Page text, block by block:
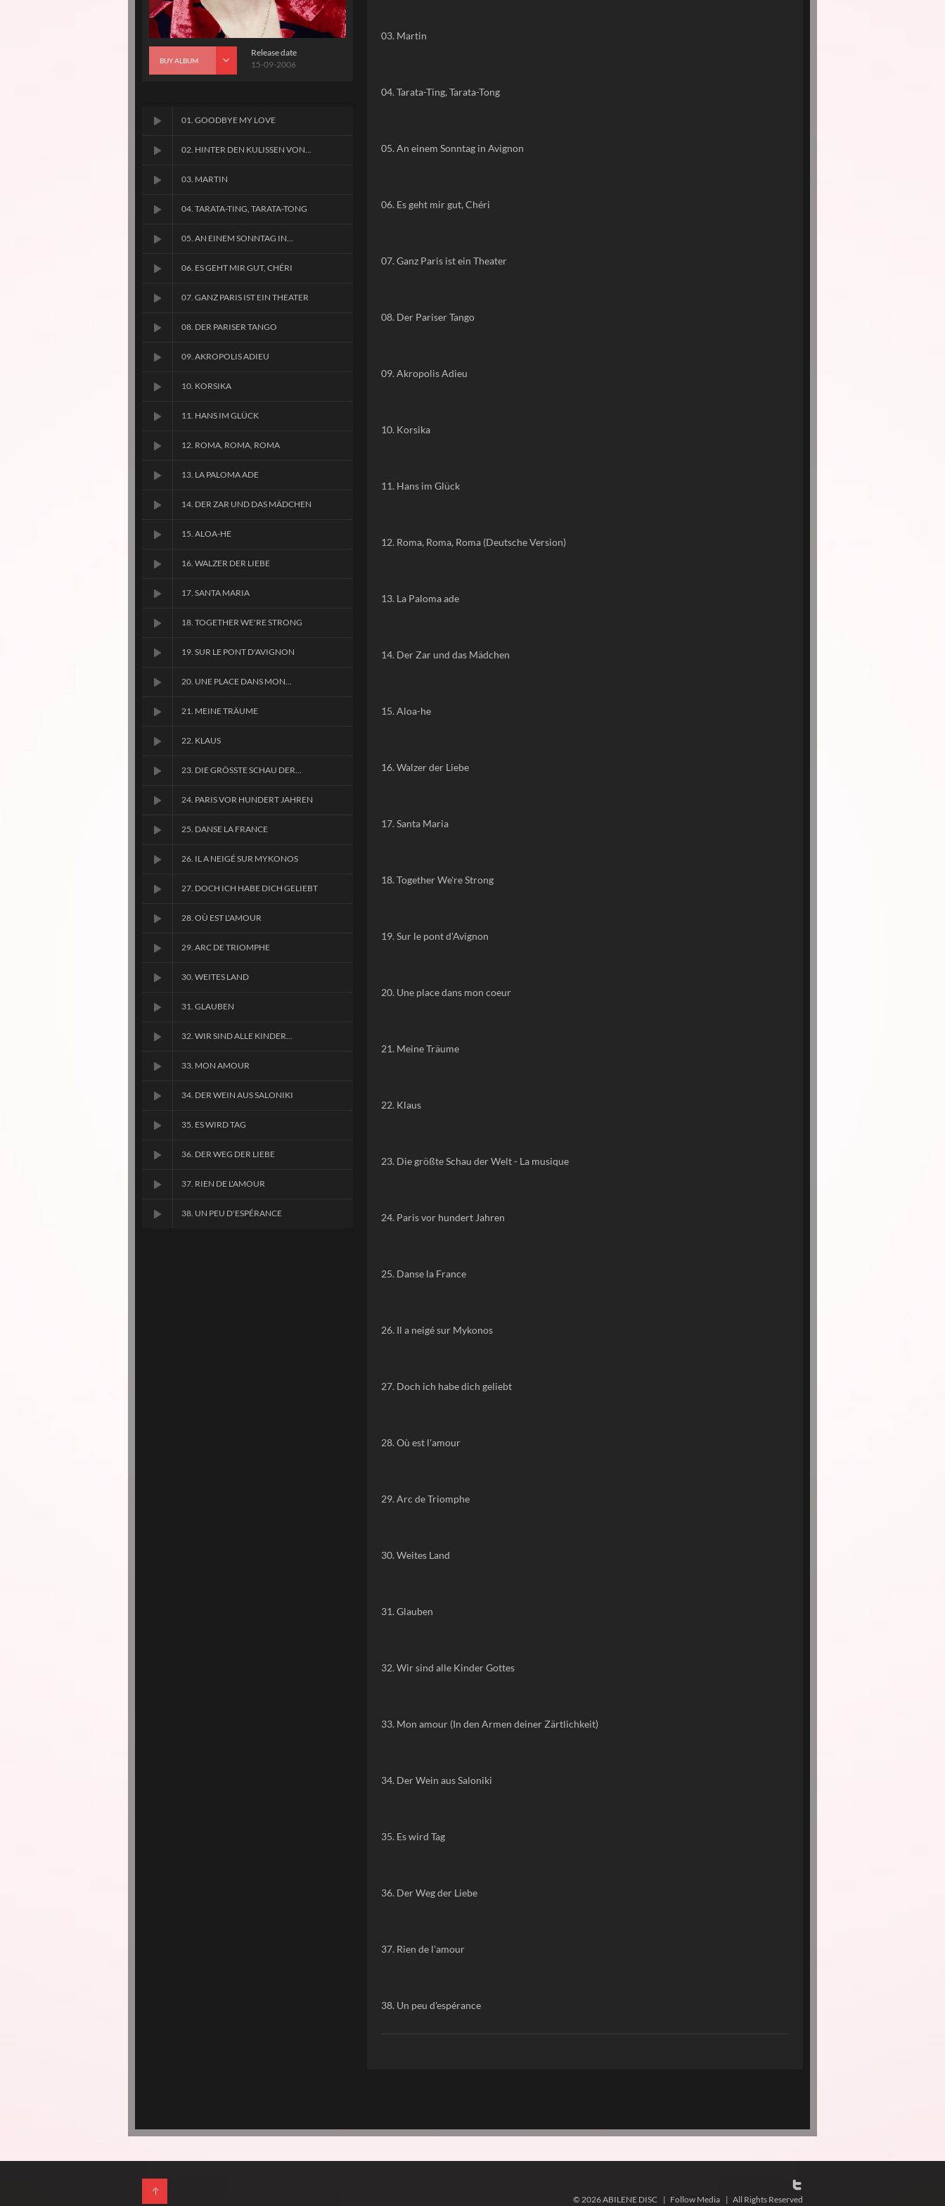
BUY ALBUM
Release date
15-09-2006
01. GOODBYE MY LOVE
02. HINTER DEN KULISSEN VON...
03. MARTIN
04. TARATA-TING, TARATA-TONG
05. AN EINEM SONNTAG IN...
06. ES GEHT MIR GUT, CHÉRI
07. GANZ PARIS IST EIN THEATER
08. DER PARISER TANGO
09. AKROPOLIS ADIEU
10. KORSIKA
11. HANS IM GLÜCK
12. ROMA, ROMA, ROMA
13. LA PALOMA ADE
14. DER ZAR UND DAS MÄDCHEN
15. ALOA-HE
16. WALZER DER LIEBE
17. SANTA MARIA
18. TOGETHER WE'RE STRONG
19. SUR LE PONT D'AVIGNON
20. UNE PLACE DANS MON...
21. MEINE TRÄUME
22. KLAUS
23. DIE GRÖSSTE SCHAU DER...
24. PARIS VOR HUNDERT JAHREN
25. DANSE LA FRANCE
26. IL A NEIGÉ SUR MYKONOS
27. DOCH ICH HABE DICH GELIEBT
28. OÙ EST L'AMOUR
29. ARC DE TRIOMPHE
30. WEITES LAND
31. GLAUBEN
32. WIR SIND ALLE KINDER...
33. MON AMOUR
34. DER WEIN AUS SALONIKI
35. ES WIRD TAG
36. DER WEG DER LIEBE
37. RIEN DE L'AMOUR
38. UN PEU D'ESPÉRANCE
03. Martin
04. Tarata-Ting, Tarata-Tong
05. An einem Sonntag in Avignon
06. Es geht mir gut, Chéri
07. Ganz Paris ist ein Theater
08. Der Pariser Tango
09. Akropolis Adieu
10. Korsika
11. Hans im Glück
12. Roma, Roma, Roma (Deutsche Version)
13. La Paloma ade
14. Der Zar und das Mädchen
15. Aloa-he
16. Walzer der Liebe
17. Santa Maria
18. Together We're Strong
19. Sur le pont d'Avignon
20. Une place dans mon coeur
21. Meine Träume
22. Klaus
23. Die größte Schau der Welt - La musique
24. Paris vor hundert Jahren
25. Danse la France
26. Il a neigé sur Mykonos
27. Doch ich habe dich geliebt
28. Où est l'amour
29. Arc de Triomphe
30. Weites Land
31. Glauben
32. Wir sind alle Kinder Gottes
33. Mon amour (In den Armen deiner Zärtlichkeit)
34. Der Wein aus Saloniki
35. Es wird Tag
36. Der Weg der Liebe
37. Rien de l'amour
38. Un peu d'espérance
© 2026 ABILENE DISC | Follow Media | All Rights Reserved